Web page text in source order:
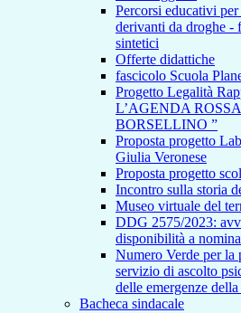
Percorsi educativi
derivanti da droghe -
sintetici
Offerte didattiche
fascicolo Scuola
Progetto Legalità
L’AGENDA
BORSELLINO ”
Proposta progetto
Giulia Veronese
Proposta progetto
Incontro sulla storia
Museo virtuale del
DDG 2575/2023:
disponibilità a
Numero Verde per la
servizio di ascolto
delle emergenze
Bacheca sindacale